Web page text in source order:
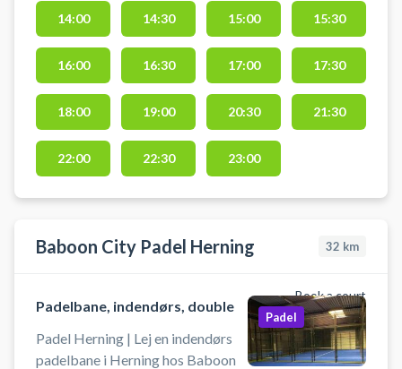
og spil padel i Lemvig hos Match
Padel Lemvig padelcenter på
Nyvang 8, 7620 Lemvig. Der er
gratis parkering ved booking af
padelbane hos Match Padel i
Lemvig. Gratis padel bat kan lånes
og bolde kan købes i padelhallen i
Lemvig.
14:00 14:30 15:00 15:30
16:00 16:30 17:00 17:30
18:00 19:00 20:30 21:30
22:00 22:30 23:00
Baboon City Padel Herning 32 km
Book a court
Padelbane, indendørs, double
Padel Herning | Lej en indendørs
padelbane i Herning hos Baboon
Padel